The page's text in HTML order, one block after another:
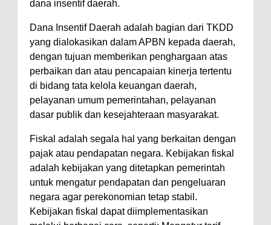
dana insentif daerah.
Dana Insentif Daerah adalah bagian dari TKDD
yang dialokasikan dalam APBN kepada daerah,
dengan tujuan memberikan penghargaan atas
perbaikan dan atau pencapaian kinerja tertentu
di bidang tata kelola keuangan daerah,
pelayanan umum pemerintahan, pelayanan
dasar publik dan kesejahteraan masyarakat.
Fiskal adalah segala hal yang berkaitan dengan
pajak atau pendapatan negara. Kebijakan fiskal
adalah kebijakan yang ditetapkan pemerintah
untuk mengatur pendapatan dan pengeluaran
negara agar perekonomian tetap stabil.
Kebijakan fiskal dapat diimplementasikan